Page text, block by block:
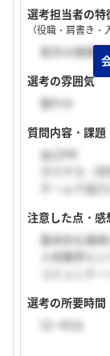
選考担当者の特
（役職・肩書き・
若手の現場
選考の雰囲気
穏やか
質問内容・課題
自己PR
ガクチカ（
チームで協
注意した点・感
基本的な事柄
人材業界と
コミュニケ
選考の所要時間
31~45分